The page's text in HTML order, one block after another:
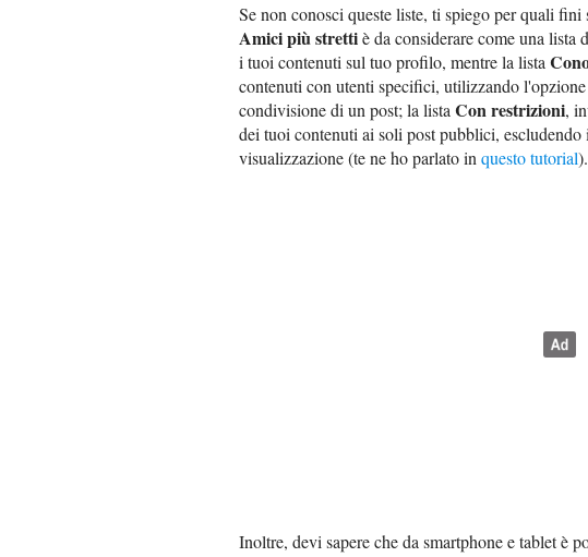
Se non conosci queste liste, ti spiego per quali fini
Amici più strettiè da considerare come una
i tuoi contenuti sul tuo profilo, mentre la lista
contenuti con utenti specifici, utilizzando l'opzione
condivisione di un post; la lista Con restrizioni,
dei tuoi contenuti ai soli post pubblici, escludendo
visualizzazione (te ne ho parlato in questo tutorial).
Inoltre, devi sapere che da smartphone e tablet è